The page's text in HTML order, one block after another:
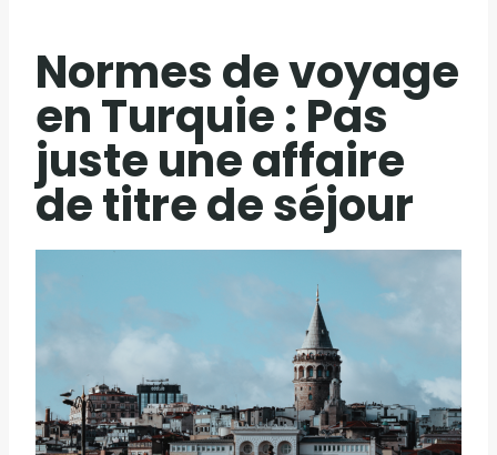
Normes de voyage
en Turquie : Pas
juste une affaire
de titre de séjour